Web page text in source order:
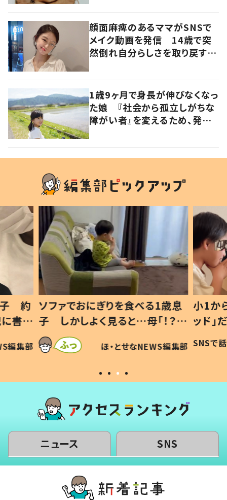
顔面麻痺のあるママがSNSで
メイク動画を発信 14歳で突
然倒れ自分らしさを取り戻すま
1歳9ヶ月で身長が伸びなくなっ
た娘 『社会から孤立しがちな
障がい者』を変えるため、発信
歳息
？」
編集部
小1から不登校、息子は「ギフテ
ッド」だった 父が“ウチ給食”を
作り続ける理由とは #令和の親
#令和の子
SNSで話題 ほ・とせなNEWS編集部
ひ孫
が、抱
「涙
い」
ニュース SNS